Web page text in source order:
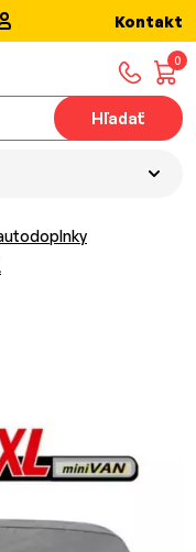
Kontakt
0
Hľadať